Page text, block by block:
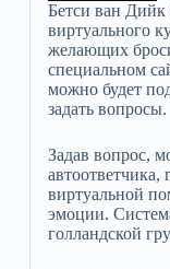
Бетси ван Дийк
виртуального
желающих
специальном
можно будет
задать вопросы.
Задав вопрос,
виртуальной
эмоции.
голландской